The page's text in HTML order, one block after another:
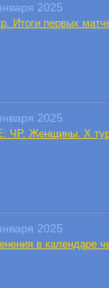
2025
Итоги первых
2025
ЧР. Женщины. X
2025
в календаре